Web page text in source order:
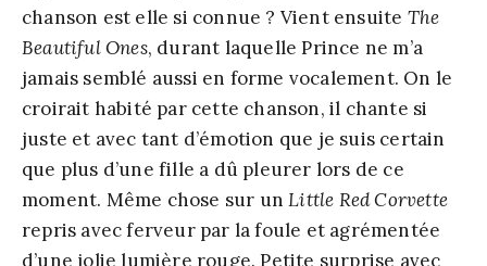
chanson est elle si connue ? Vient ensuite The
Beautiful Ones, durant laquelle Prince ne m’a
jamais semblé aussi en forme vocalement. On le
croirait habité par cette chanson, il chante si
juste et avec tant d’émotion que je suis certain
que plus d’une fille a dû pleurer lors de ce
moment. Même chose sur unLittle Red Corvette
repris avec ferveur par la foule et agrémentée
d’une jolie lumière rouge. Petite surprise avec